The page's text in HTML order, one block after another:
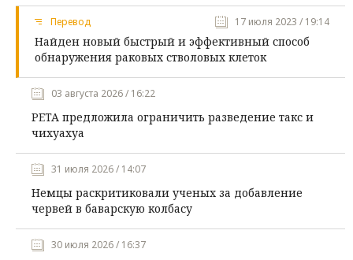
Перевод 17 июля 2023 / 19:14
Найден новый быстрый и эффективный способ
обнаружения раковых стволовых клеток
03 августа 2026 / 16:22
PETA предложила ограничить разведение такс и
чихуахуа
31 июля 2026 / 14:07
Немцы раскритиковали ученых за добавление
червей в баварскую колбасу
30 июля 2026 / 16:37